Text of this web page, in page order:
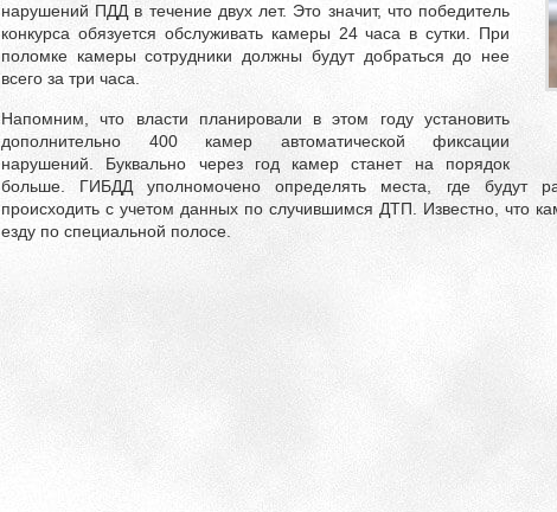
нарушений ПДД в течение двух лет. Это значит, что победитель
конкурса обязуется обслуживать камеры 24 часа в сутки. При
поломке камеры сотрудники должны будут добраться до нее
всего за три часа.
Напомним, что власти планировали в этом году установить
дополнительно 400 камер автоматической фиксации
нарушений. Буквально через год камер станет на порядок
больше. ГИБДД уполномочено определять места, где будут
происходить с учетом данных по случившимся ДТП. Известно, что
езду по специальной полосе.